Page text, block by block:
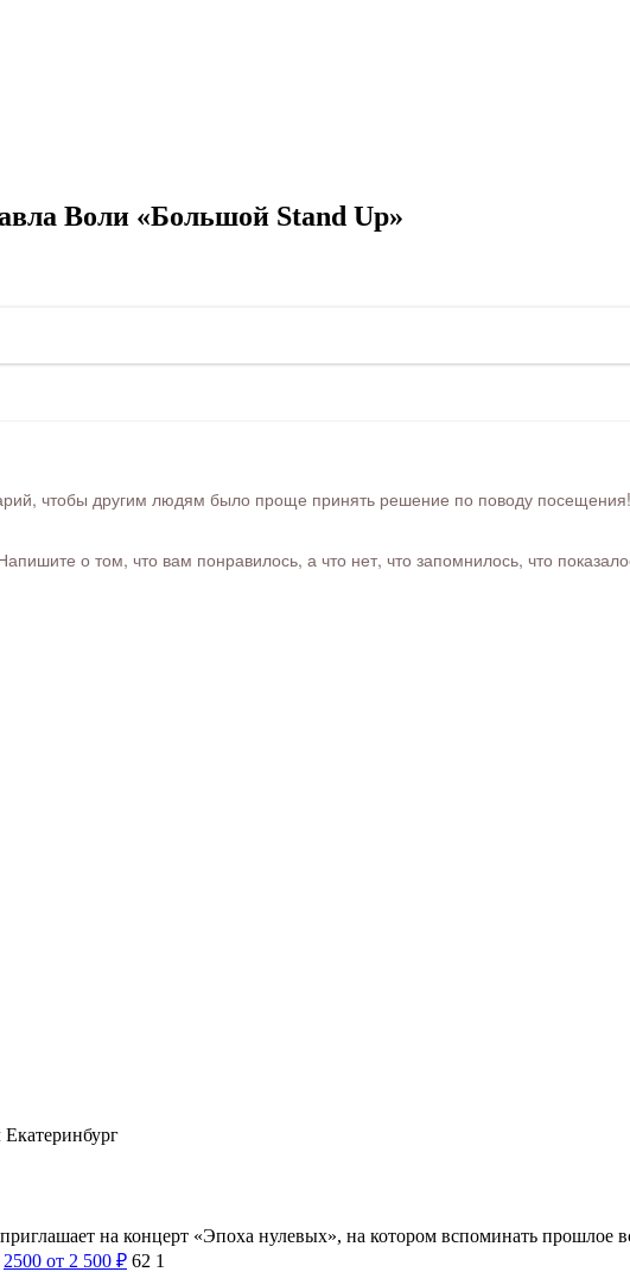
Воли «Большой Stand Up»
чтобы другим людям было проще принять решение по поводу посещения!
о том, что вам понравилось, а что нет, что запомнилось, что
на концерт «Эпоха нулевых», на котором вспоминать прошлое
2500 от 2 500 ₽ 62 1